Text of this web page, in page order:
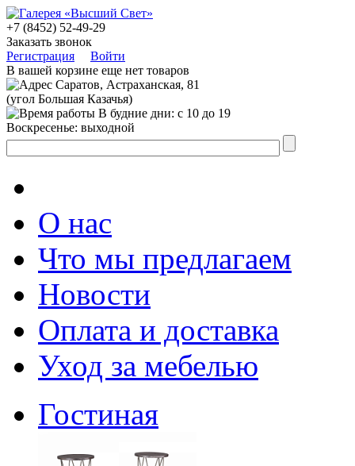
+7 (8452) 52-49-29
Заказать звонок
Регистрация
Войти
В вашей корзине еще нет товаров
Саратов, Астраханская, 81
(угол Большая Казачья)
В будние дни: с 10 до 19
Воскресенье: выходной
О нас
Что мы предлагаем
Новости
Оплата и доставка
Уход за мебелью
Гостиная